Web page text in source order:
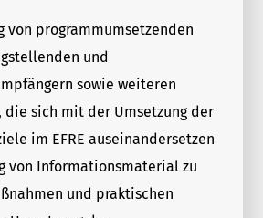
von programmumsetzenden
und
sowie weiteren
die sich mit der Umsetzung der
im EFRE auseinandersetzen
von Informationsmaterial zu
und praktischen